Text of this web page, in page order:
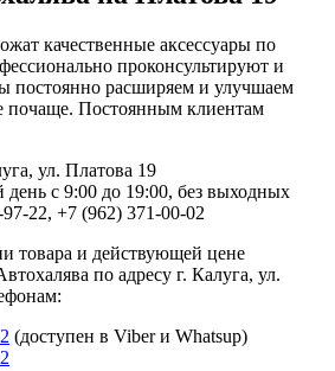
качественные аксессуары по
проконсультируют и
постоянно расширяем и улучшаем
почаще. Постоянным клиентам
ул. Платова 19
с 9:00 до 19:00, без выходных
22, +7 (962) 371-00-02
товара и действующей цене
по адресу г. Калуга, ул.
(доступен в Viber и Whatsup)